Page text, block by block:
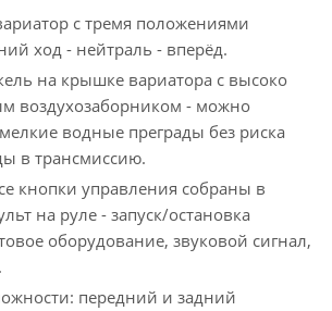
с тремя положениями
ход - нейтраль - вперёд.
на крышке вариатора с высоко
воздухозаборником - можно
водные преграды без риска
в трансмиссию.
кнопки управления собраны в
на руле - запуск/остановка
оборудование, звуковой сигнал,
передний и задний